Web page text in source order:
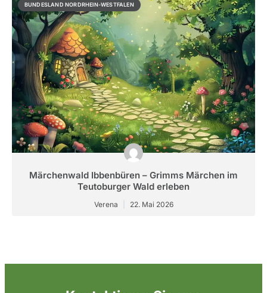
BUNDESLAND NORDRHEIN-WESTFALEN
Märchenwald Ibbenbüren – Grimms Märchen im
Teutoburger Wald erleben
Verena 22. Mai 2026